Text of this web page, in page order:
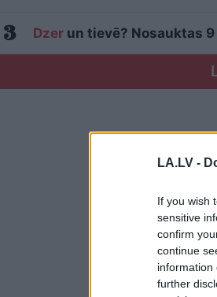
LA.LV -
If you wish
sensitive
confirm
continue
information
further
Dzer un tievē? Nosauktas